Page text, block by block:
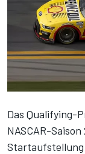
Das Qualifying-
NASCAR-
Startaufstellung